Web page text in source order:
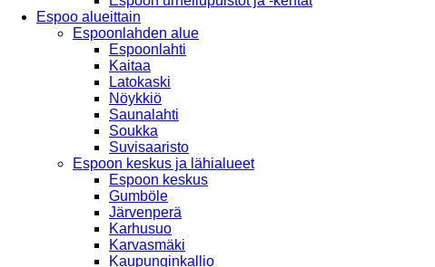
Espoo alueittain
Espoonlahden alue
Espoonlahti
Kaitaa
Latokaski
Nöykkiö
Saunalahti
Soukka
Suvisaaristo
Espoon keskus ja lähialueet
Espoon keskus
Gumböle
Järvenperä
Karhusuo
Karvasmäki
Kaupunginkallio